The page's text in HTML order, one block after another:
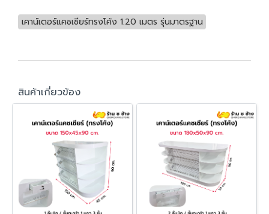
เคาน์เตอร์แคชเชียร์ทรงโค้ง 1.20 เมตร รุ่นมาตรฐาน
สินค้าเกี่ยวข้อง